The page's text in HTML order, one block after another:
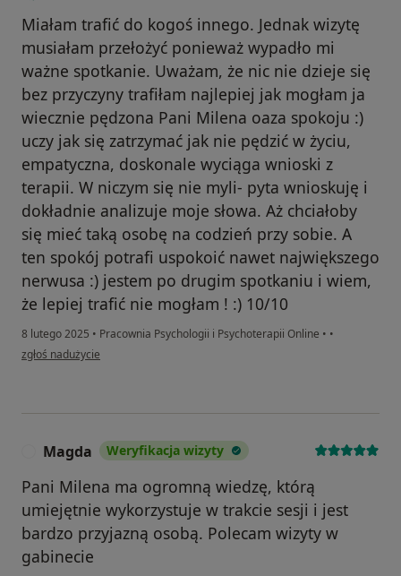
Miałam trafić do kogoś innego. Jednak wizytę
musiałam przełożyć ponieważ wypadło mi
ważne spotkanie. Uważam, że nic nie dzieje się
bez przyczyny trafiłam najlepiej jak mogłam ja
wiecznie pędzona Pani Milena oaza spokoju :)
uczy jak się zatrzymać jak nie pędzić w życiu,
empatyczna, doskonale wyciąga wnioski z
terapii. W niczym się nie myli- pyta wnioskuję i
dokładnie analizuje moje słowa. Aż chciałoby
się mieć taką osobę na codzień przy sobie. A
ten spokój potrafi uspokoić nawet największego
nerwusa :) jestem po drugim spotkaniu i wiem,
że lepiej trafić nie mogłam ! :) 10/10
8 lutego 2025 • Pracownia Psychologii i Psychoterapii Online • •
w opinii użytkownika Aleksandra
zgłoś nadużycie
Magda Weryfikacja wizyty
Pani Milena ma ogromną wiedzę, którą
umiejętnie wykorzystuje w trakcie sesji i jest
bardzo przyjazną osobą. Polecam wizyty w
gabinecie